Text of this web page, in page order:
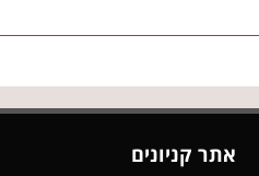
אתר קניונים